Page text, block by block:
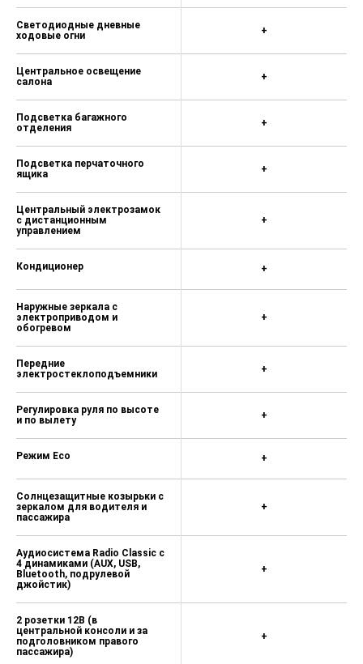
Светодиодные дневные
ходовые огни
Центральное освещение
салона
Подсветка багажного
отделения
Подсветка перчаточного
ящика
Центральный электрозамок
с дистанционным
управлением
Кондиционер
Наружные зеркала с
электроприводом и
обогревом
Передние
электростеклоподъемники
Регулировка руля по высоте
и по вылету
Режим Eco
Солнцезащитные козырьки с
зеркалом для водителя и
пассажира
Аудиосистема Radio Classic с
4 динамиками (AUX, USB,
Bluetooth, подрулевой
джойстик)
2 розетки 12В (в
центральной консоли и за
подголовником правого
пассажира)
+
+
+
+
+
+
+
+
+
+
+
+
+